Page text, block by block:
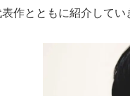
作とともに紹介してい